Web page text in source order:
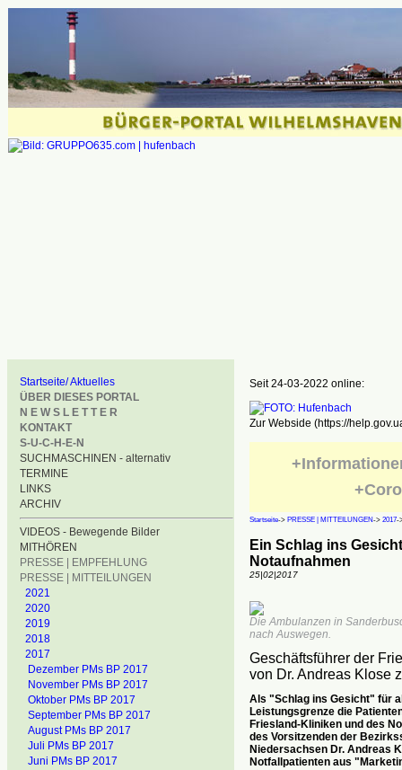
Startseite/ Aktuelles
ÜBER DIESES PORTAL
N E W S L E T T E R
KONTAKT
S-U-C-H-E-N
SUCHMASCHINEN - alternativ
TERMINE
LINKS
ARCHIV
VIDEOS - Bewegende Bilder
MITHÖREN
PRESSE | EMPFEHLUNG
PRESSE | MITTEILUNGEN
2021
2020
2019
2018
2017
Dezember PMs BP 2017
November PMs BP 2017
Oktober PMs BP 2017
September PMs BP 2017
August PMs BP 2017
Juli PMs BP 2017
Juni PMs BP 2017
Seit 24-03-2022 online:
Zur Webside (https://
Startseite-> PRESSE | MITTEILUNGEN-> 2017-
Ein Schlag ins
Notaufnahmen
25|02|2017
Die Ambulanzen in
nach Auswegen.
Geschäftsführer der
von Dr. Andreas Klose
Als "Schlag ins Gesicht" für
Leistungsgrenze die
Friesland-Kliniken und des
des Vorsitzenden der
Niedersachsen Dr. Andreas
Notfallpatienten aus